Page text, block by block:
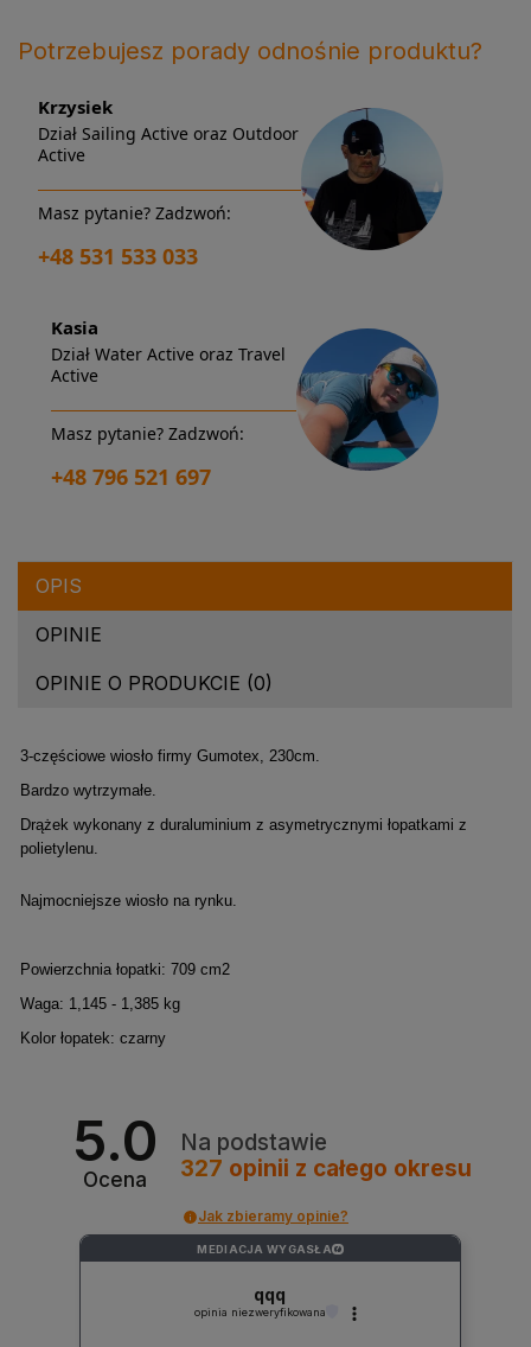
Potrzebujesz porady odnośnie produktu?
Krzysiek
Dział Sailing Active oraz Outdoor
Active
Masz pytanie? Zadzwoń:
+48 531 533 033
Kasia
Dział Water Active oraz Travel
Active
Masz pytanie? Zadzwoń:
+48 796 521 697
OPIS
OPINIE
OPINIE O PRODUKCIE (0)
3-częściowe wiosło firmy Gumotex, 230cm.
Bardzo wytrzymałe.
Drążek wykonany z duraluminium z asymetrycznymi łopatkami z
polietylenu.
Najmocniejsze wiosło na rynku.
Powierzchnia łopatki: 709 cm2
Waga: 1,145 - 1,385 kg
Kolor łopatek: czarny
5.0
Ocena
Na podstawie
327 opinii z całego okresu
Jak zbieramy opinie?
MEDIACJA WYGASŁA ?
qqq
opinia niezweryfikowana